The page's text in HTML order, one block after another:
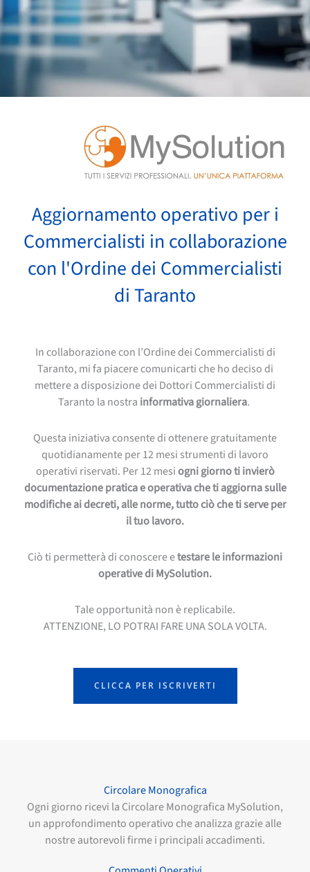
Aggiornamento operativo per i
Commercialisti in collaborazione
con l'Ordine dei Commercialisti
di Taranto
In collaborazione con l’Ordine dei Commercialisti di
Taranto, mi fa piacere comunicarti che ho deciso di
mettere a disposizione dei Dottori Commercialisti di
Taranto la nostra informativa giornaliera.
Questa iniziativa consente di ottenere gratuitamente
quotidianamente per 12 mesi strumenti di lavoro
operativi riservati. Per 12 mesiogni giorno ti invierò
documentazione pratica e operativa che ti aggiorna sulle
modifiche ai decreti, alle norme, tutto ciò che ti serve per
il tuo lavoro.
Ciò ti permetterà di conoscere etestare le informazioni
operative di MySolution.
Tale opportunità non è replicabile.
ATTENZIONE, LO POTRAI FARE UNA SOLA VOLTA.
CLICCA PER ISCRIVERTI
Circolare Monografica
Ogni giorno ricevi la Circolare Monografica MySolution,
un approfondimento operativo che analizza grazie alle
nostre autorevoli firme i principali accadimenti.